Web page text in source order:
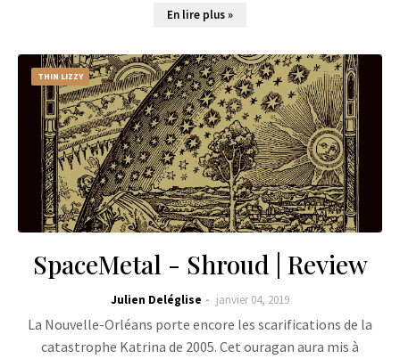
En lire plus »
THIN LIZZY
SpaceMetal - Shroud | Review
Julien Deléglise janvier 04, 2019
La Nouvelle-Orléans porte encore les scarifications de la
catastrophe Katrina de 2005. Cet ouragan aura mis à